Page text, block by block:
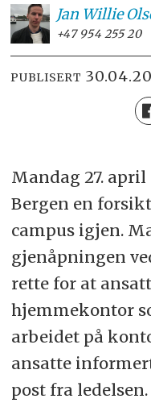
Jan Willie
+47 954 255 20
PUBLISERT
Mandag 27.
Bergen en
campus igjen.
gjenåpningen
rette for at
hjemmekontor
arbeidet på
ansatte
post fra ledelsen.